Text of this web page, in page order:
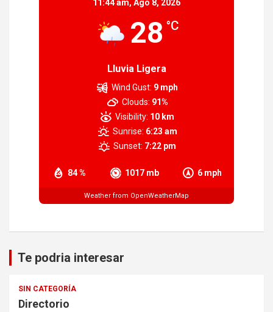
11:44 am, Ago 8, 2026
28 °C
Lluvia Ligera
84 % 1017 mb 6 mph
Wind Gust: 9 mph
Clouds: 91%
Visibility: 10 km
Sunrise: 6:23 am
Sunset: 7:22 pm
Weather from OpenWeatherMap
Te podria interesar
SIN CATEGORÍA
Directorio